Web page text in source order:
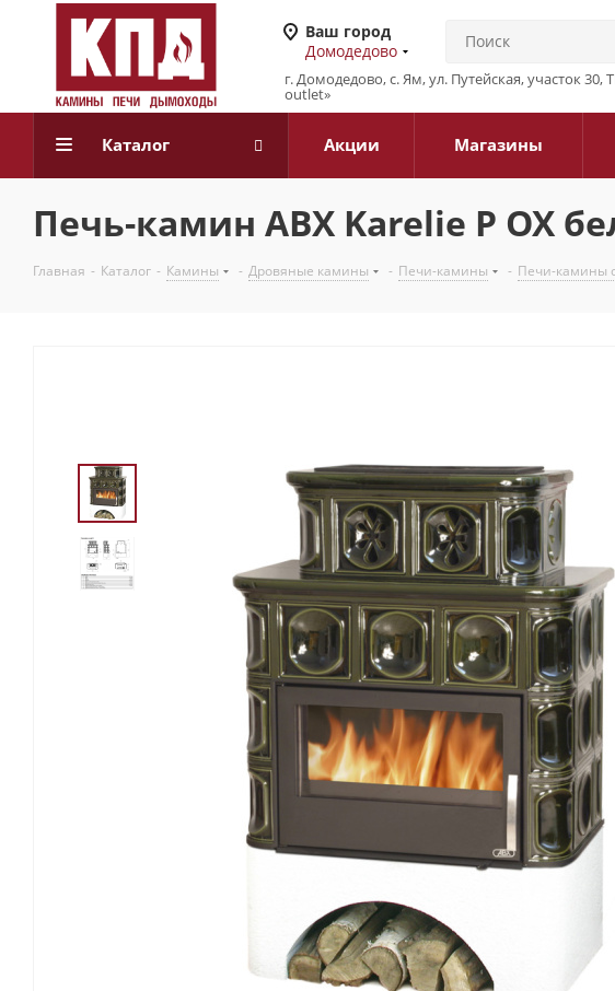
Ваш город
Домодедово
г. Домодедово, с. Ям, ул. Путейская, участок 30,
outlet»
Каталог Акции Магазины
Печь-камин ABX Karelie P OX
Главная - Каталог - Камины - Дровяные камины - Печи-камины - Печи-камины